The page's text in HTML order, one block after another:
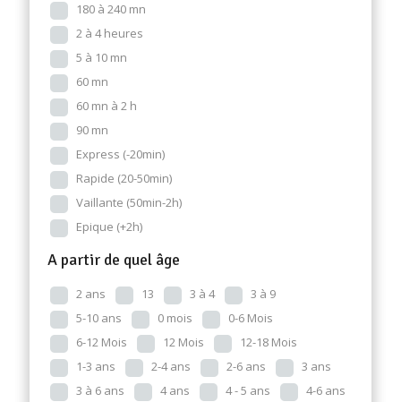
180 à 240 mn
2 à 4 heures
5 à 10 mn
60 mn
60 mn à 2 h
90 mn
Express (-20min)
Rapide (20-50min)
Vaillante (50min-2h)
Epique (+2h)
A partir de quel âge
2 ans 13 3 à 4
3 à 9
5-10 ans
0 mois
0-6 Mois
6-12 Mois
12 Mois
12-18 Mois
1-3 ans
2-4 ans 2-6 ans
3 ans
3 à 6 ans
4 ans 4 - 5 ans
4-6 ans